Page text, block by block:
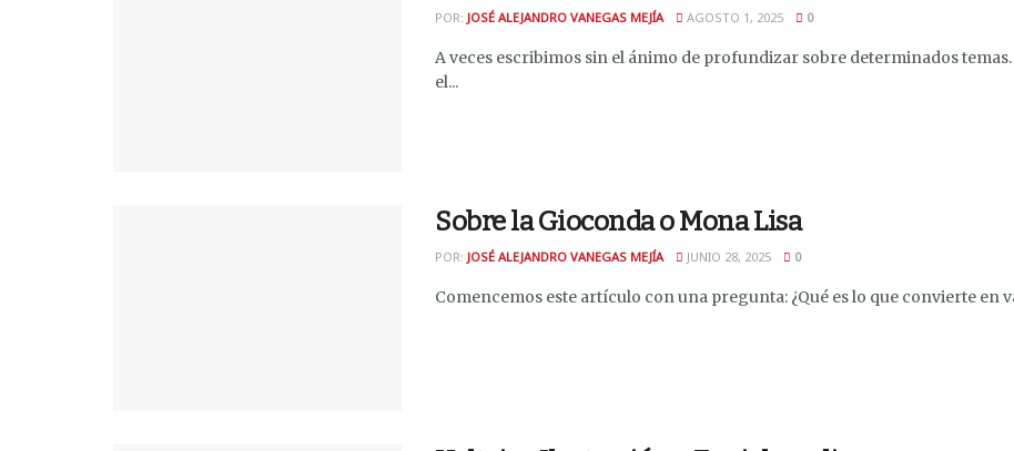
POR: JOSÉ ALEJANDRO VANEGAS MEJÍA AGOSTO 1, 2025 0
A veces escribimos sin el ánimo de profundizar sobre determinados temas.
el...
Sobre la Gioconda o Mona Lisa
POR: JOSÉ ALEJANDRO VANEGAS MEJÍA JUNIO 28, 2025 0
Comencemos este artículo con una pregunta: ¿Qué es lo que convierte en